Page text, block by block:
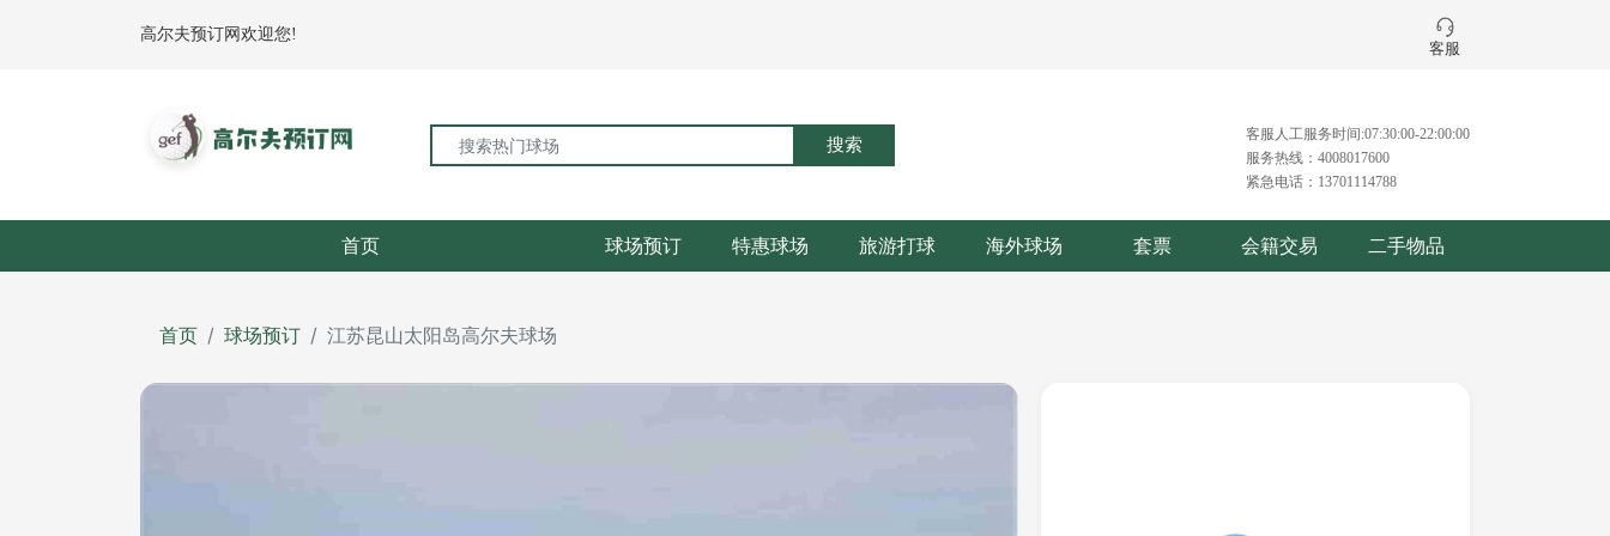
高尔夫预订网欢迎您!
客服
搜索
客服人工服务时间:07:30:00-22:00:00
服务热线：4008017600
紧急电话：13701114788
首页 球场预订 特惠球场 旅游打球 海外球场 套票 会籍交易 二手物品
首页 球场预订 江苏昆山太阳岛高尔夫球场